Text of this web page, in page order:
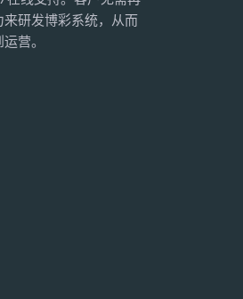
研发博彩系统，从而
营。